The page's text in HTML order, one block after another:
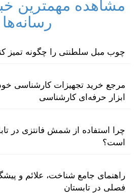
مشاهده مهمترین
رسانه‌ها
چوب مبل سلطنتی را چگونه تمیز
مرجع خرید تجهیزات کارشناسی
ابزار حرفه‌ای کارشناسی
چرا استفاده از شمش فانتزی در
است؟
راهنمای جامع شناخت، علائم و
فصلی در تابستان